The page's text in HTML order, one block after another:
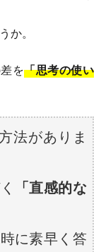
。
を「思考の使い
法がありま
「直感的な
に素早く答